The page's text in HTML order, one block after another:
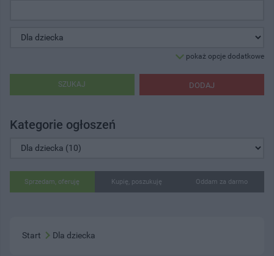
pokaż opcje dodatkowe
DODAJ
SZUKAJ
Kategorie ogłoszeń
Sprzedam, oferuję Kupię, poszukuję Oddam za darmo
Start Dla dziecka